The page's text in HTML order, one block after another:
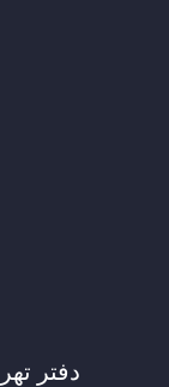
دفتر